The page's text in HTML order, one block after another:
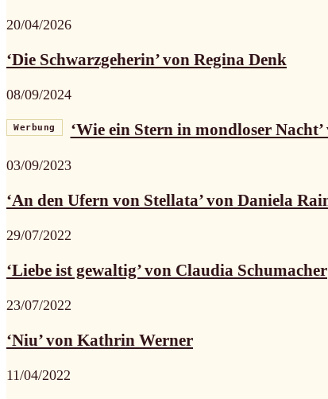
20/04/2026
‘Die Schwarzgeherin’ von Regina Denk
08/09/2024
Werbung ‘Wie ein Stern in mondloser
03/09/2023
‘An den Ufern von Stellata’ von Daniela
29/07/2022
‘Liebe ist gewaltig’ von Claudia Schumacher
23/07/2022
‘Niu’ von Kathrin Werner
11/04/2022